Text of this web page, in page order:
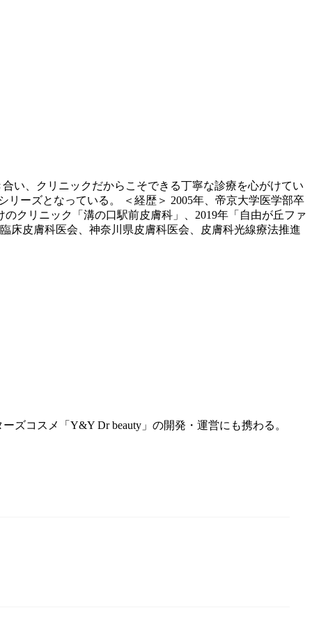
い、クリニックだからこそできる丁寧な診療を心がけてい
リーズとなっている。 ＜経歴＞ 2005年、帝京大学医学部卒
クリニック「溝の口駅前皮膚科」、2019年「自由が丘ファ
床皮膚科医会、神奈川県皮膚科医会、皮膚科光線療法推進
ズコスメ「Y&Y Dr beauty」の開発・運営にも携わる。